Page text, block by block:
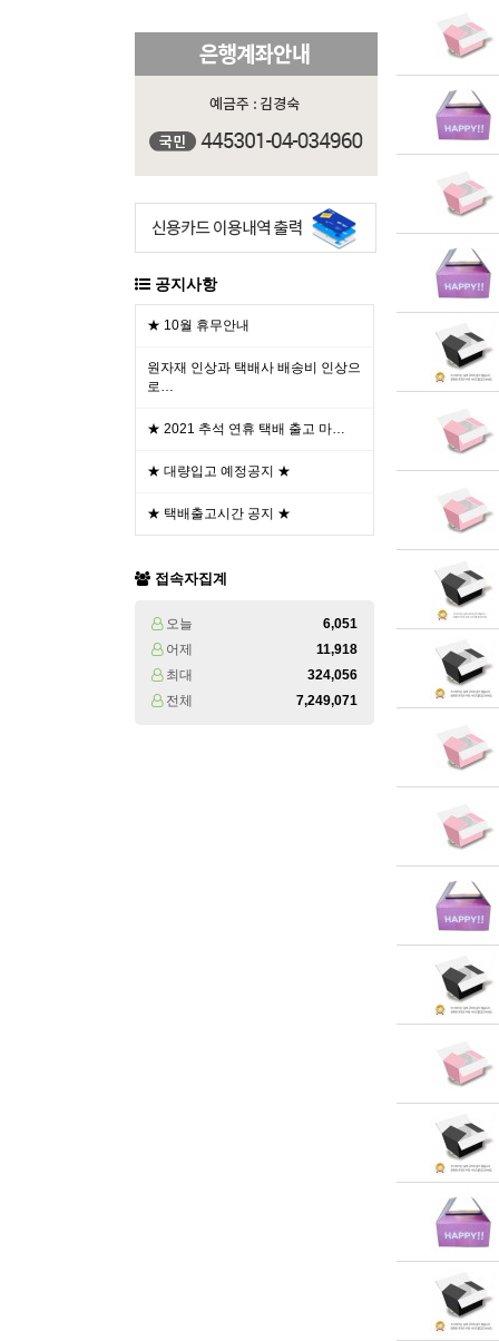
공지사항
★ 10월 휴무안내
원자재 인상과 택배사 배송비 인상으
로…
★ 2021 추석 연휴 택배 출고 마…
★ 대량입고 예정공지 ★
★ 택배출고시간 공지 ★
접속자집계
오늘
6,051
어제
11,918
최대
324,056
전체
7,249,071